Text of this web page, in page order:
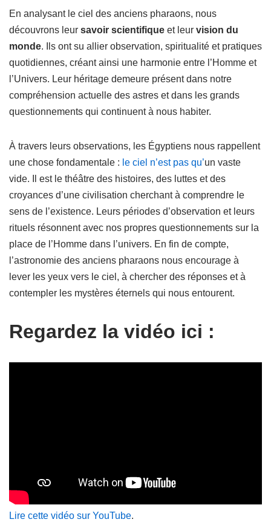
En analysant le ciel des anciens pharaons, nous
découvrons leur savoir scientifique et leur vision du
monde. Ils ont su allier observation, spiritualité et pratiques
quotidiennes, créant ainsi une harmonie entre l’Homme et
l’Univers. Leur héritage demeure présent dans notre
compréhension actuelle des astres et dans les grands
questionnements qui continuent à nous habiter.
À travers leurs observations, les Égyptiens nous rappellent
une chose fondamentale : le ciel n’est pas qu’un vaste
vide. Il est le théâtre des histoires, des luttes et des
croyances d’une civilisation cherchant à comprendre le
sens de l’existence. Leurs périodes d’observation et leurs
rituels résonnent avec nos propres questionnements sur la
place de l’Homme dans l’univers. En fin de compte,
l’astronomie des anciens pharaons nous encourage à
lever les yeux vers le ciel, à chercher des réponses et à
contempler les mystères éternels qui nous entourent.
Regardez la vidéo ici :
Lire cette vidéo sur YouTube.